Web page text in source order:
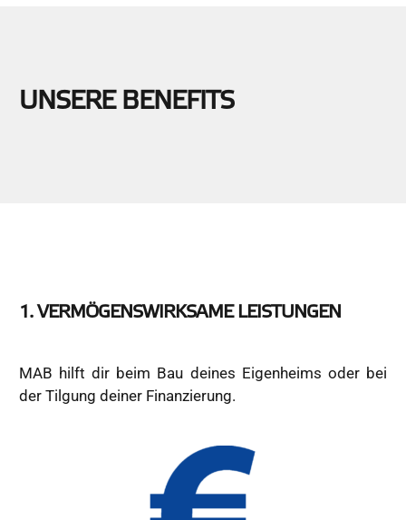
UNSERE BENEFITS
1. VERMÖGENSWIRKSAME LEISTUNGEN
MAB hilft dir beim Bau deines Eigenheims oder bei
der Tilgung deiner Finanzierung.